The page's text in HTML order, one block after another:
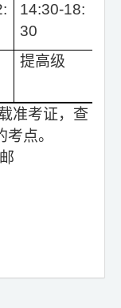
14:30-18:
30
提高级
准考证，查
点。